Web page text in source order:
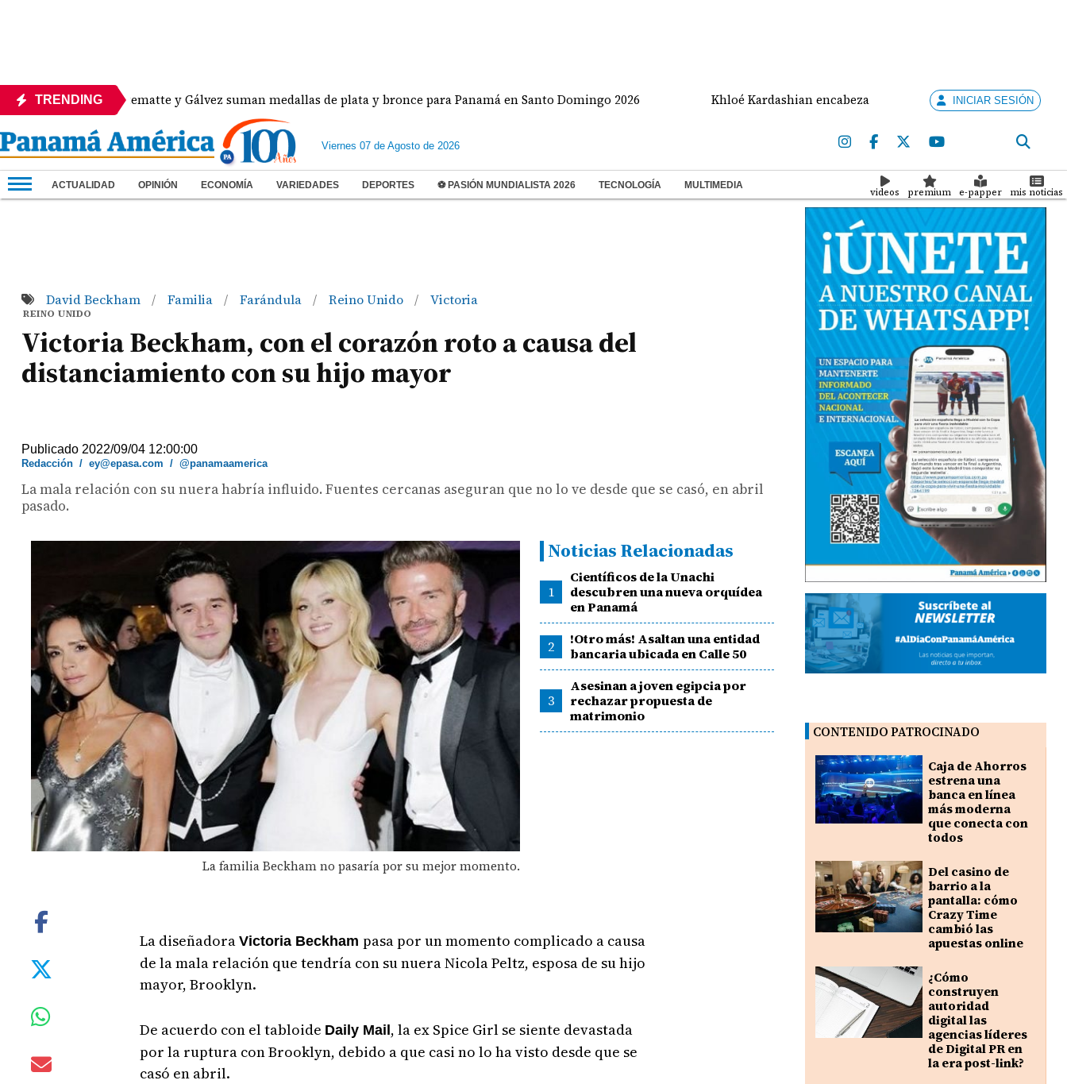
TRENDING
Heurtematte y Gálvez suman medallas de plata y bronce para Panamá en Santo Domingo 2026 Khloé Kardashian encabeza un nuevo programa de telerrealidad
INICIAR SESIÓN
Viernes 07 de Agosto de 2026
ACTUALIDAD OPINIÓN ECONOMÍA VARIEDADES DEPORTES ⚽ PASIÓN MUNDIALISTA 2026 TECNOLOGÍA MULTIMEDIA
videos premium e-papper mis noticias
David Beckham / Familia / Farándula / Reino Unido / Victoria
REINO UNIDO
Victoria Beckham, con el corazón roto a causa del
distanciamiento con su hijo mayor
Publicado 2022/09/04 12:00:00
Redacción /ey@epasa.com /@panamaamerica
La mala relación con su nuera habría influido. Fuentes cercanas aseguran que no lo ve desde que se casó, en abril
pasado.
La familia Beckham no pasaría por su mejor momento.
Noticias Relacionadas
1
Científicos de la Unachi
descubren una nueva orquídea
en Panamá
2
!Otro más! Asaltan una entidad
bancaria ubicada en Calle 50
3
Asesinan a joven egipcia por
rechazar propuesta de
matrimonio
La diseñadora Victoria Beckham pasa por un momento complicado a causa
de la mala relación que tendría con su nuera Nicola Peltz, esposa de su hijo
mayor, Brooklyn.
De acuerdo con el tabloide Daily Mail, la ex Spice Girl se siente devastada
por la ruptura con Brooklyn, debido a que casi no lo ha visto desde que se
casó en abril.
CONTENIDO PATROCINADO
Caja de Ahorros
estrena una
banca en línea
más moderna
que conecta con
todos
Del casino de
barrio a la
pantalla: cómo
Crazy Time
cambió las
apuestas online
¿Cómo
construyen
autoridad
digital las
agencias líderes
de Digital PR en
la era post-link?